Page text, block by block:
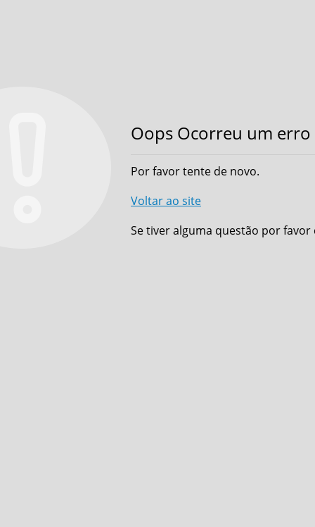
Oops Ocorreu um
Por favor tente de novo.
Voltar ao site
Se tiver alguma questão por favor